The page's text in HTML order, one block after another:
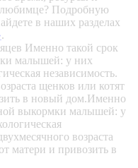
любимце? Подробную
в наших разделах
.
Именно такой срок
малышей: у них
независимость.
щенков или котят
в новый дом.Именно
выкормки малышей: у
возраста
матери и привозить в